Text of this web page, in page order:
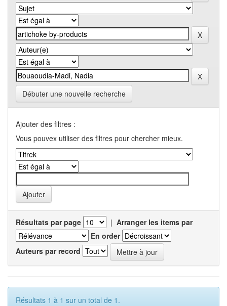
Débuter une nouvelle recherche
Ajouter des filtres :
Vous pouvex utiliser des filtres pour chercher mieux.
Résultats par page | Arranger les items par
En order
Auteurs par record
Résultats 1 à 1 sur un total de 1.